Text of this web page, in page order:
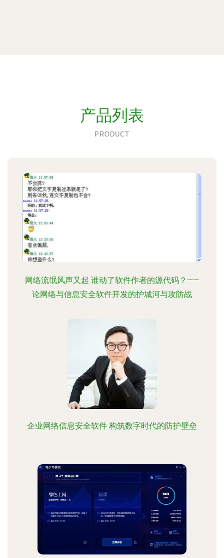
产品列表
PRODUCT
网络流氓风声又起 谁动了软件作者的源代码？——
论网络与信息安全软件开发的护城河与攻防战
企业网络信息安全软件 构筑数字时代的防护壁垒